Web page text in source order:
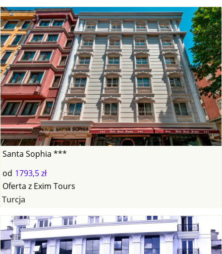
Santa Sophia ***
od 1793,5 zł
Oferta z Exim Tours
Turcja